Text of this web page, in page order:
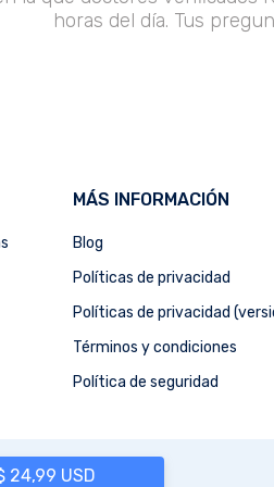
horas del día. Tus
24,99 USD
MÁS INFORMACIÓN
Blog
Políticas de privacidad
Políticas de privacidad
Términos y condiciones
Política de seguridad